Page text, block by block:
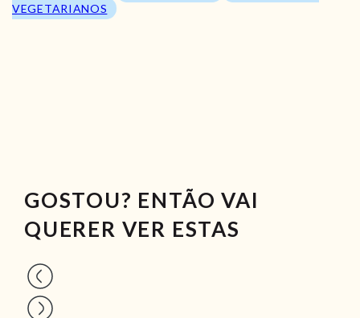
VEGETARIANOS
GOSTOU? ENTÃO VAI
QUERER VER ESTAS